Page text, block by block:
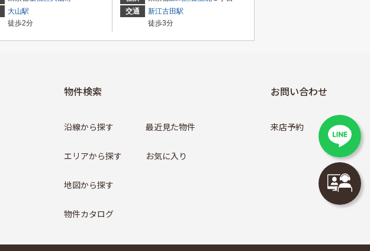
大山駅
徒歩2分
交通
新江古田駅
徒歩3分
物件検索
沿線から探す
エリアから探す
地図から探す
物件カタログ
最近見た物件
お気に入り
お問い合わせ
来店予約